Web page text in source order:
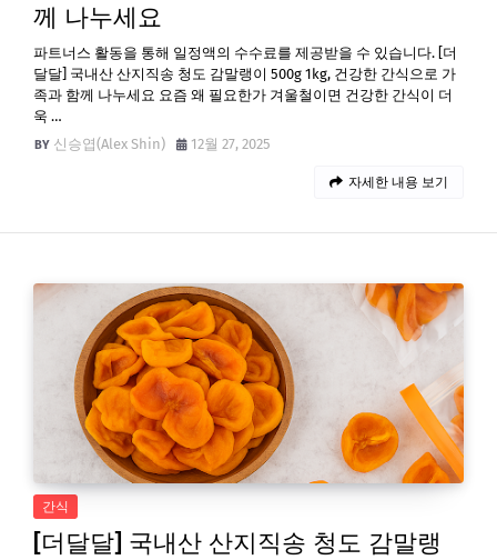
께 나누세요
파트너스 활동을 통해 일정액의 수수료를 제공받을 수 있습니다. [더
달달] 국내산 산지직송 청도 감말랭이 500g 1kg, 건강한 간식으로 가
족과 함께 나누세요 요즘 왜 필요한가 겨울철이면 건강한 간식이 더
욱 …
신승엽(Alex Shin)
12월 27, 2025
자세한 내용 보기
간식
[더달달] 국내산 산지직송 청도 감말랭